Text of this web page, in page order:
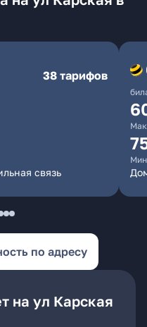
38 тарифов
связь
по адресу
на ул Карская